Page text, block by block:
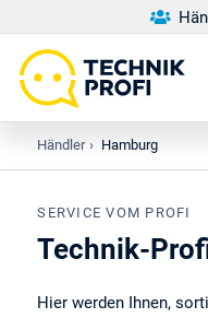
Händler › Hamburg
SERVICE VOM PROFI
Technik-
Hier werden Ihnen,